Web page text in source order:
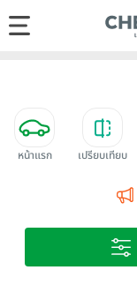
หน้าแรก เปรียบเทียบ